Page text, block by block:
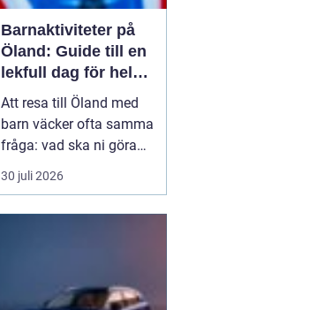
Barnaktiviteter på
Öland: Guide till en
lekfull dag för hela
familjen
Att resa till Öland med
barn väcker ofta samma
fråga: vad ska ni göra
för att alla ska trivas,
oavsett ålder och
30 juli 2026